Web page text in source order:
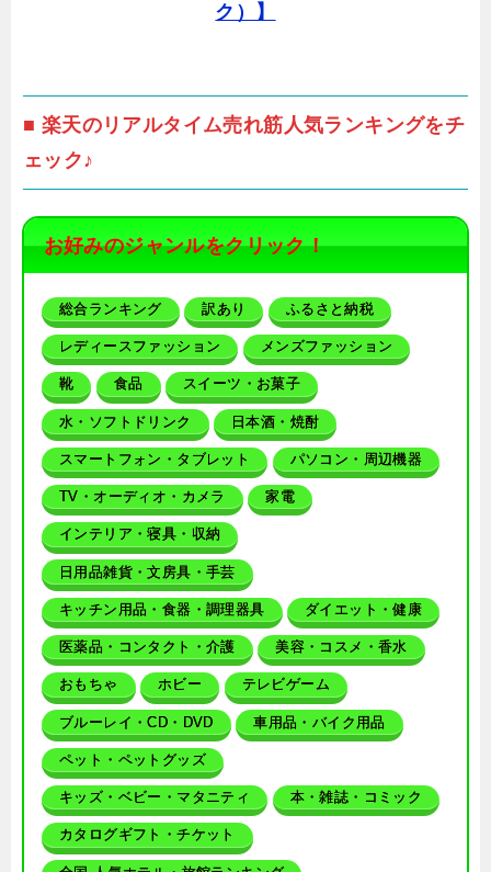
ク）】
■ 楽天のリアルタイム売れ筋人気ランキングをチ
ェック♪
お好みのジャンルをクリック！
総合ランキング 訳あり ふるさと納税
レディースファッション メンズファッション
靴 食品 スイーツ・お菓子
水・ソフトドリンク 日本酒・焼酎
スマートフォン・タブレット パソコン・周辺機器
TV・オーディオ・カメラ 家電
インテリア・寝具・収納
日用品雑貨・文房具・手芸
キッチン用品・食器・調理器具 ダイエット・健康
医薬品・コンタクト・介護 美容・コスメ・香水
おもちゃ ホビー テレビゲーム
ブルーレイ・CD・DVD 車用品・バイク用品
ペット・ペットグッズ
キッズ・ベビー・マタニティ 本・雑誌・コミック
カタログギフト・チケット